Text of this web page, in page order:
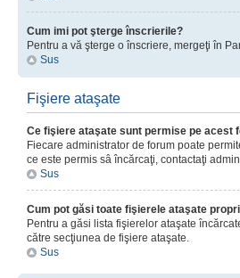
Cum imi pot şterge înscrierile?
Pentru a vă şterge o înscriere, mergeţi în
Sus
Fişiere ataşate
Ce fişiere ataşate sunt permise pe acest
Fiecare administrator de forum poate
ce este permis sâ încărcaţi, contactaţi
Sus
Cum pot găsi toate fişierele ataşate
Pentru a găsi lista fişierelor ataşate
către secţiunea de fişiere ataşate.
Sus